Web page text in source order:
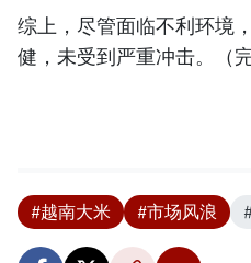
综上，尽管面临不利环境
健，未受到严重冲击。（完
#越南大米 #市场风浪